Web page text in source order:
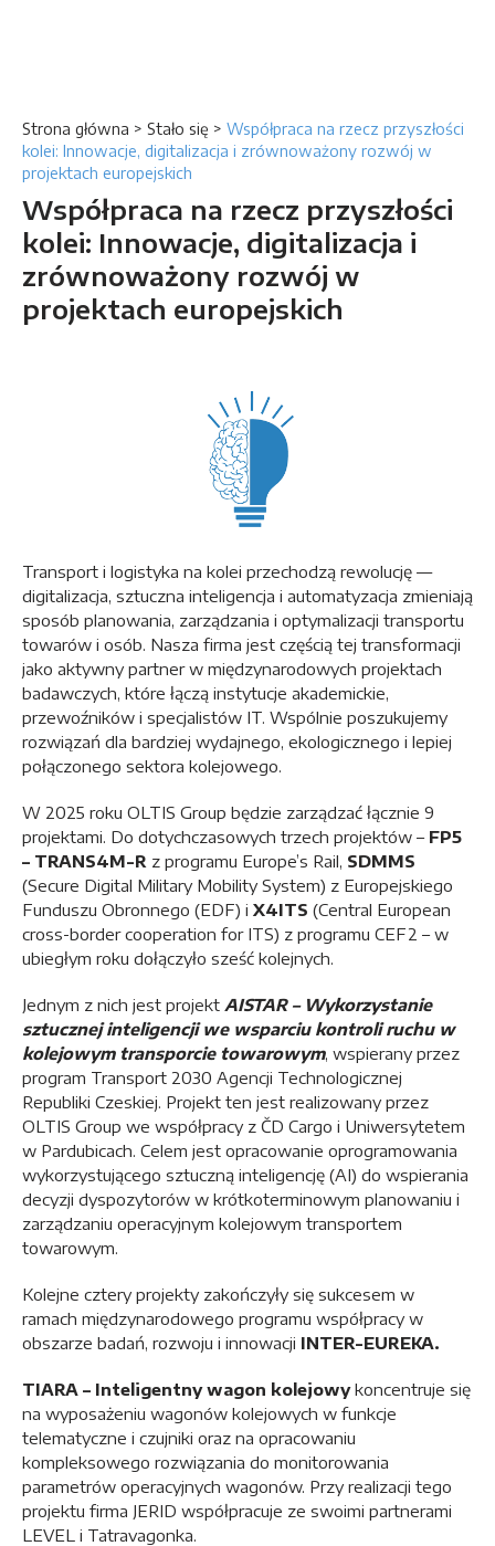
Strona główna > Stało się > Współpraca na rzecz przyszłości
kolei: Innowacje, digitalizacja i zrównoważony rozwój w
projektach europejskich
Współpraca na rzecz przyszłości
kolei: Innowacje, digitalizacja i
zrównoważony rozwój w
projektach europejskich
Transport i logistyka na kolei przechodzą rewolucję —
digitalizacja, sztuczna inteligencja i automatyzacja zmieniają
sposób planowania, zarządzania i optymalizacji transportu
towarów i osób. Nasza firma jest częścią tej transformacji
jako aktywny partner w międzynarodowych projektach
badawczych, które łączą instytucje akademickie,
przewoźników i specjalistów IT. Wspólnie poszukujemy
rozwiązań dla bardziej wydajnego, ekologicznego i lepiej
połączonego sektora kolejowego.
W 2025 roku OLTIS Group będzie zarządzać łącznie 9
projektami. Do dotychczasowych trzech projektów – FP5
– TRANS4M-R z programu Europe’s Rail, SDMMS
(Secure Digital Military Mobility System) z Europejskiego
Funduszu Obronnego (EDF) i X4ITS (Central European
cross-border cooperation for ITS) z programu CEF2 – w
ubiegłym roku dołączyło sześć kolejnych.
Jednym z nich jest projekt AISTAR – Wykorzystanie
sztucznej inteligencji we wsparciu kontroli ruchu w
kolejowym transporcie towarowym, wspierany przez
program Transport 2030 Agencji Technologicznej
Republiki Czeskiej. Projekt ten jest realizowany przez
OLTIS Group we współpracy z ČD Cargo i Uniwersytetem
w Pardubicach. Celem jest opracowanie oprogramowania
wykorzystującego sztuczną inteligencję (AI) do wspierania
decyzji dyspozytorów w krótkoterminowym planowaniu i
zarządzaniu operacyjnym kolejowym transportem
towarowym.
Kolejne cztery projekty zakończyły się sukcesem w
ramach międzynarodowego programu współpracy w
obszarze badań, rozwoju i innowacji INTER-EUREKA.
TIARA – Inteligentny wagon kolejowykoncentruje się
na wyposażeniu wagonów kolejowych w funkcje
telematyczne i czujniki oraz na opracowaniu
kompleksowego rozwiązania do monitorowania
parametrów operacyjnych wagonów. Przy realizacji tego
projektu firma JERID współpracuje ze swoimi partnerami
LEVEL i Tatravagonka.